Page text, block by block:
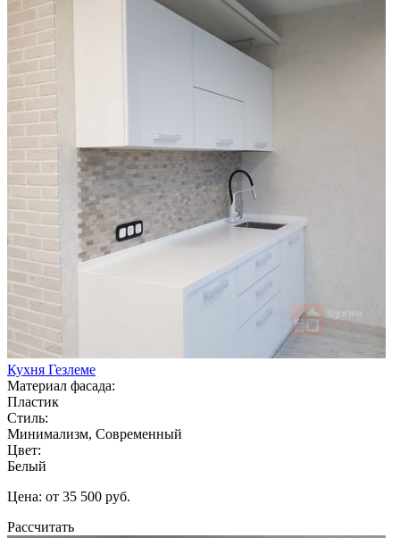
Кухня Гезлеме
Материал фасада:
Пластик
Стиль:
Минимализм, Современный
Цвет:
Белый
Цена: от 35 500 руб.
Рассчитать